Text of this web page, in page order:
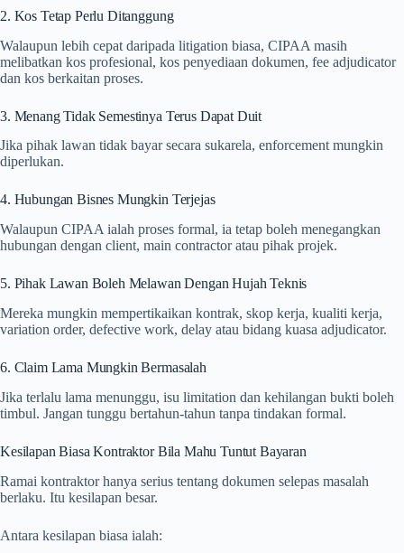
2. Kos Tetap Perlu Ditanggung
Walaupun lebih cepat daripada litigation biasa, CIPAA masih
melibatkan kos profesional, kos penyediaan dokumen, fee adjudicator
dan kos berkaitan proses.
3. Menang Tidak Semestinya Terus Dapat Duit
Jika pihak lawan tidak bayar secara sukarela, enforcement mungkin
diperlukan.
4. Hubungan Bisnes Mungkin Terjejas
Walaupun CIPAA ialah proses formal, ia tetap boleh menegangkan
hubungan dengan client, main contractor atau pihak projek.
5. Pihak Lawan Boleh Melawan Dengan Hujah Teknis
Mereka mungkin mempertikaikan kontrak, skop kerja, kualiti kerja,
variation order, defective work, delay atau bidang kuasa adjudicator.
6. Claim Lama Mungkin Bermasalah
Jika terlalu lama menunggu, isu limitation dan kehilangan bukti boleh
timbul. Jangan tunggu bertahun-tahun tanpa tindakan formal.
Kesilapan Biasa Kontraktor Bila Mahu Tuntut Bayaran
Ramai kontraktor hanya serius tentang dokumen selepas masalah
berlaku. Itu kesilapan besar.
Antara kesilapan biasa ialah: